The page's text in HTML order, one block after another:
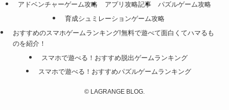
アドベンチャーゲーム攻略
アプリ攻略記事
パズルゲーム攻略
育成シュミレーションゲーム攻略
おすすめのスマホゲームランキング!無料で遊べて面白くてハマるも
のを紹介！
スマホで遊べる！おすすめ脱出ゲームランキング
スマホで遊べる！おすすめパズルゲームランキング
© LAGRANGE BLOG.